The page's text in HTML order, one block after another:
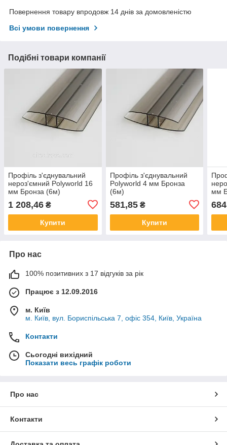
Повернення товару впродовж 14 днів за домовленістю
Всі умови повернення
Подібні товари компанії
Профіль з'єднувальний
нероз'ємний Polyworld 16
мм Бронза (6м)
1 208,46 ₴
Купити
Профіль з'єднувальний
Polyworld 4 мм Бронза
(6м)
581,85₴
Купити
мм
Про нас
100% позитивних з 17 відгуків за рік
Працює з 12.09.2016
м. Київ
м. Київ, вул. Бориспільська 7, офіс 354, Київ, Україна
Контакти
Сьогодні вихідний
Показати весь графік роботи
Про нас
Контакти